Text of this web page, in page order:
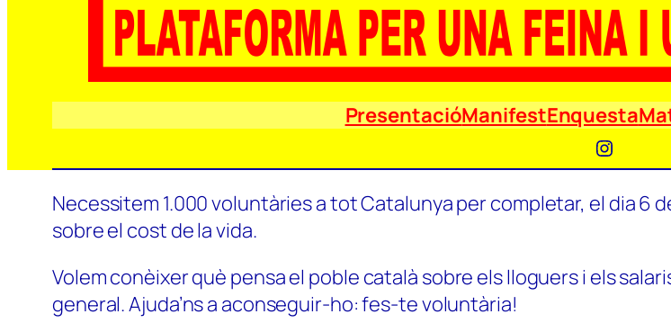
PresentacióManifestEnquesta
Necessitem 1.000 voluntàries a tot Catalunya per completar, el dia 6
sobre el cost de la vida.
Volem conèixer què pensa el poble català sobre els lloguers i els
general. Ajuda’ns a aconseguir-ho: fes-te voluntària!